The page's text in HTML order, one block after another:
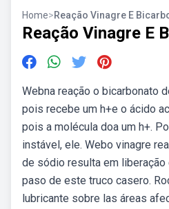
Home>Reação Vinagre E
Reação Vinagre E
Webna reação o bicarbonato
pois recebe um h+e o ácido
pois a molécula doa um h+.
instável, ele. Webo vinagre
de sódio resulta em liberação
paso de este truco casero.
lubricante sobre las áreas